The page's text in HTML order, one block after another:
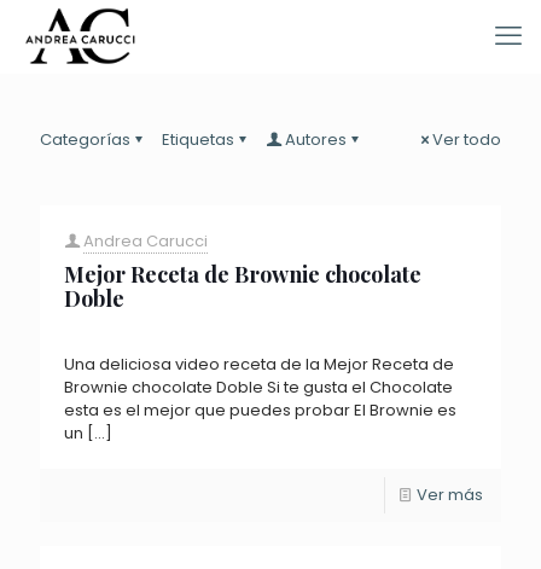
Categorías Etiquetas Autores Ver todo
Andrea Carucci
Mejor Receta de Brownie chocolate
Doble
Una deliciosa video receta de la Mejor Receta de
Brownie chocolate Doble Si te gusta el Chocolate
esta es el mejor que puedes probar El Brownie es
un […]
Ver más